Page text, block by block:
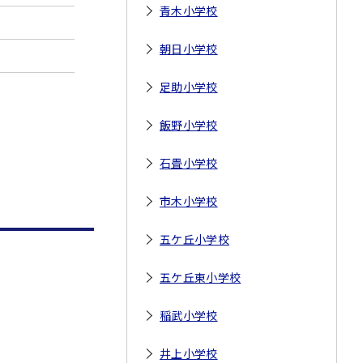
青木小学校
朝日小学校
足助小学校
飯野小学校
石畳小学校
市木小学校
五ケ丘小学校
五ケ丘東小学校
稲武小学校
井上小学校